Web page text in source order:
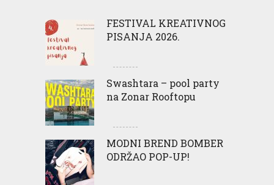
FESTIVAL KREATIVNOG
PISANJA 2026.
Swashtara – pool party
na Zonar Rooftopu
MODNI BREND BOMBER
ODRŽAO POP-UP!